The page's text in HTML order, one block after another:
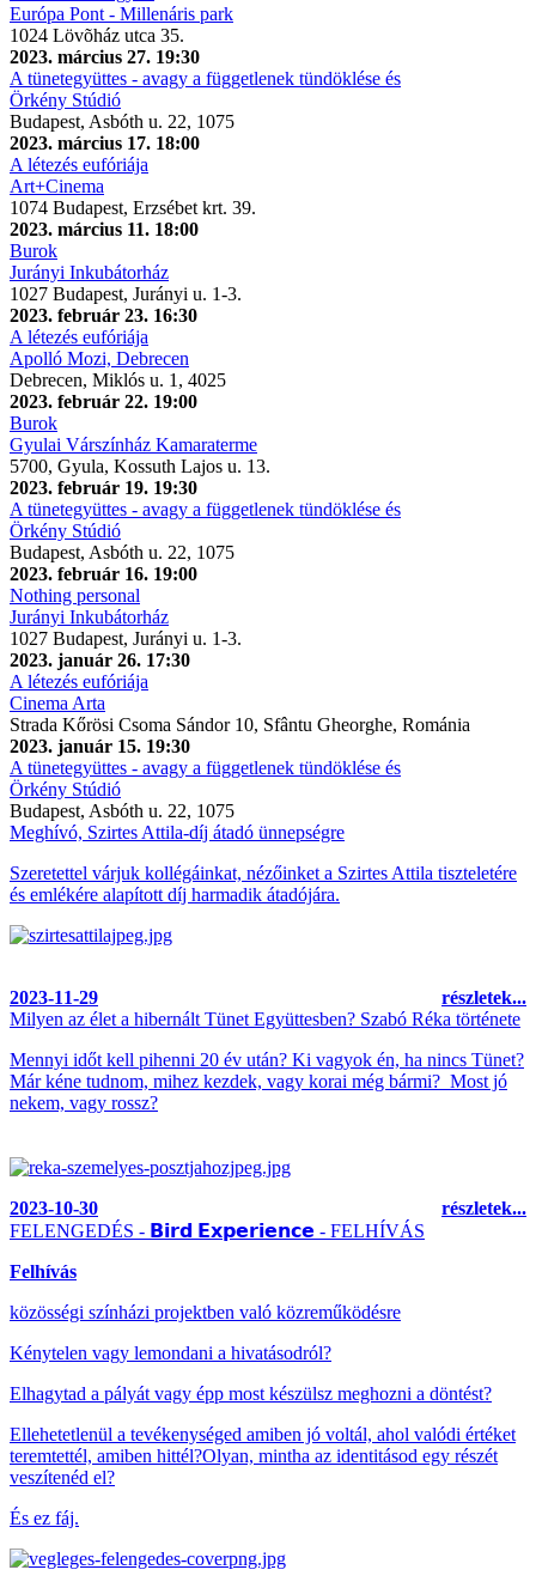
Európa Pont - Millenáris park
1024 Lövõház utca 35.
2023. március 27. 19:30
A tünetegyüttes - avagy a függetlenek tündöklése és
Örkény Stúdió
Budapest, Asbóth u. 22, 1075
2023. március 17. 18:00
A létezés eufóriája
Art+Cinema
1074 Budapest, Erzsébet krt. 39.
2023. március 11. 18:00
Burok
Jurányi Inkubátorház
1027 Budapest, Jurányi u. 1-3.
2023. február 23. 16:30
A létezés eufóriája
Apolló Mozi, Debrecen
Debrecen, Miklós u. 1, 4025
2023. február 22. 19:00
Burok
Gyulai Várszínház Kamaraterme
5700, Gyula, Kossuth Lajos u. 13.
2023. február 19. 19:30
A tünetegyüttes - avagy a függetlenek tündöklése és
Örkény Stúdió
Budapest, Asbóth u. 22, 1075
2023. február 16. 19:00
Nothing personal
Jurányi Inkubátorház
1027 Budapest, Jurányi u. 1-3.
2023. január 26. 17:30
A létezés eufóriája
Cinema Arta
Strada Kőrösi Csoma Sándor 10, Sfântu Gheorghe, Románia
2023. január 15. 19:30
A tünetegyüttes - avagy a függetlenek tündöklése és
Örkény Stúdió
Budapest, Asbóth u. 22, 1075
Meghívó, Szirtes Attila-díj átadó ünnepségre
Szeretettel várjuk kollégáinkat, nézőinket a Szirtes Attila tiszteletére
és emlékére alapított díj harmadik átadójára.
2023-11-29
részletek...
Milyen az élet a hibernált Tünet Együttesben? Szabó Réka története
Mennyi időt kell pihenni 20 év után? Ki vagyok én, ha nincs Tünet?
Már kéne tudnom, mihez kezdek, vagy korai még bármi? Most jó
nekem, vagy rossz?
2023-10-30
részletek...
FELENGEDÉS - 𝗕𝗶𝗿𝗱 𝗘𝘅𝗽𝗲𝗿𝗶𝗲𝗻𝗰𝗲 - FELHÍVÁS
Felhívás
közösségi színházi projektben való közreműködésre
Kénytelen vagy lemondani a hivatásodról?
Elhagytad a pályát vagy épp most készülsz meghozni a döntést?
Ellehetetlenül a tevékenységed amiben jó voltál, ahol valódi értéket
teremtettél, amiben hittél?Olyan, mintha az identitásod egy részét
veszítenéd el?
És ez fáj.